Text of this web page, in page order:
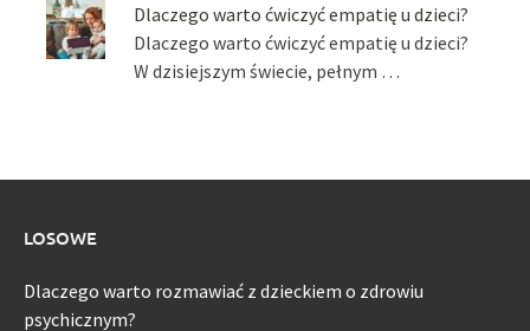
Dlaczego warto ćwiczyć empatię u dzieci?
Dlaczego warto ćwiczyć empatię u dzieci?
W dzisiejszym świecie, pełnym …
LOSOWE
Dlaczego warto rozmawiać z dzieckiem o zdrowiu
psychicznym?